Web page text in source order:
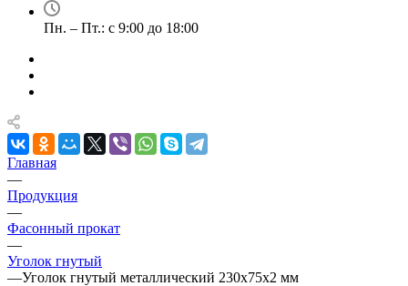
Пн. – Пт.: с 9:00 до 18:00
Главная
—
Продукция
—
Фасонный прокат
—
Уголок гнутый
—Уголок гнутый металлический 230х75х2 мм